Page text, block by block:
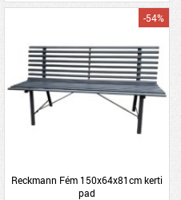
Reckmann Fém 150x64x81cm kerti
pad
-54%